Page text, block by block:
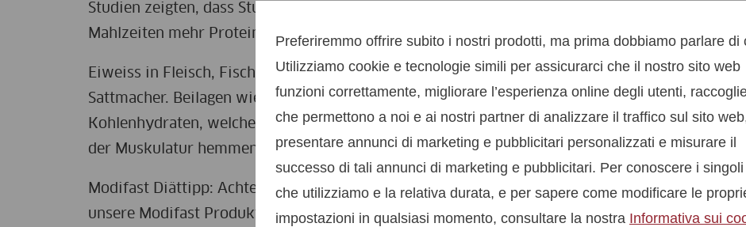
Studien zeigten, dass Studienteilnehmer, mehr Gewicht verloren, wenn die
Mahlzeiten mehr Protein enthielten.
Eiweiss in Fleisch, Fisch, Eiern und Hülsenfrüchten sind daher hervorragende
Sattmacher. Beilagen wie Brot oder Teigwaren hingegen bestehen vor allem aus
Kohlenhydraten, welche durch die Insulinausschüttung im Körper den Fettabbau in
der Muskulatur hemmen und die Fetteinlagerung im Gewebe fördern.
Modifast Diättipp: Achten Sie darauf, proteinreiche Produkte zu konsumieren. Alle
unsere Modifast Produkte enthalten hochwertiges Milchprotein.
Preferiremmo offrire subito i nostri prodotti, ma prima dobbiamo parlare di
Utilizziamo cookie e tecnologie simili per assicurarci che il nostro sito web
funzioni correttamente, migliorare l’esperienza online degli utenti,
che permettono a noi e ai nostri partner di analizzare il traffico sul sito
presentare annunci di marketing e pubblicitari personalizzati e misurare il
successo di tali annunci di marketing e pubblicitari. Per conoscere i
che utilizziamo e la relativa durata, e per sapere come modificare le
impostazioni in qualsiasi momento, consultare la nostra Informativa sui